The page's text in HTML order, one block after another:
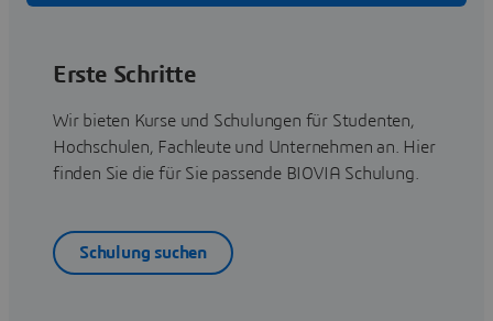
Erste Schritte
Wir bieten Kurse und Schulungen für Studenten,
Hochschulen, Fachleute und Unternehmen an. Hier
finden Sie die für Sie passende BIOVIA Schulung.
Schulung suchen